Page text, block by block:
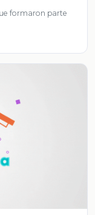
formaron parte